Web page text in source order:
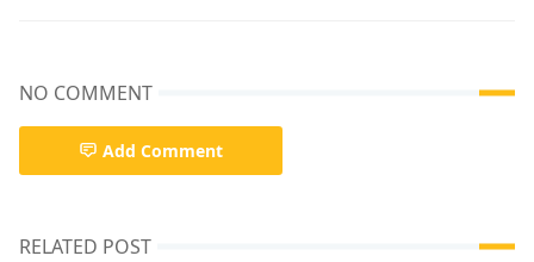
NO COMMENT
Add Comment
RELATED POST